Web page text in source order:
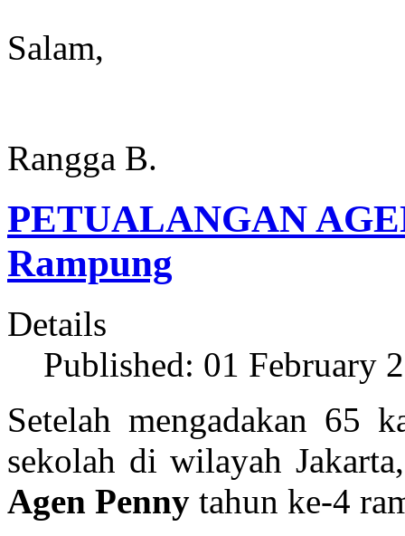
Salam,
Rangga B.
PETUALANGAN
Rampung
Details
Published: 01 February
Setelah mengadakan 65
sekolah di wilayah
Agen Penny tahun ke-4